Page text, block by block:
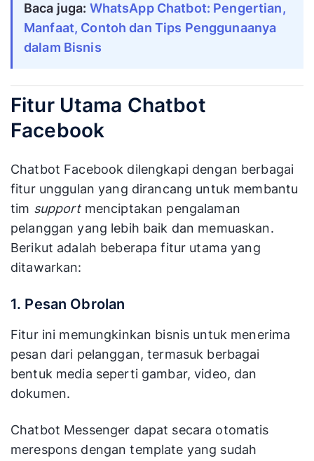
Baca juga: WhatsApp Chatbot: Pengertian,
Manfaat, Contoh dan Tips Penggunaanya
dalam Bisnis
Fitur Utama Chatbot
Facebook
Chatbot Facebook dilengkapi dengan berbagai
fitur unggulan yang dirancang untuk membantu
tim supportmenciptakan pengalaman
pelanggan yang lebih baik dan memuaskan.
Berikut adalah beberapa fitur utama yang
ditawarkan:
1. Pesan Obrolan
Fitur ini memungkinkan bisnis untuk menerima
pesan dari pelanggan, termasuk berbagai
bentuk media seperti gambar, video, dan
dokumen.
Chatbot Messenger dapat secara otomatis
merespons dengan template yang sudah